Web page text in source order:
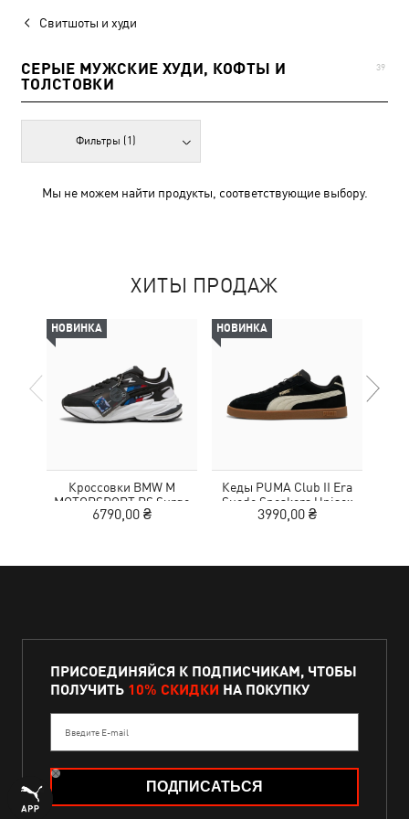
Свитшоты и худи
СЕРЫЕ МУЖСКИЕ ХУДИ, КОФТЫ И
ТОЛСТОВКИ
39
Фильтры (1)
Мы не можем найти продукты, соответствующие выбору.
ХИТЫ ПРОДАЖ
НОВИНКА
Кроссовки BMW M
MOTORSPORT RS Surge
Sneakers Unisex
6790,00 ₴
НОВИНКА
Кеды PUMA Club II Era
Suede Sneakers Unisex
3990,00 ₴
ПРИСОЕДИНЯЙСЯ К ПОДПИСЧИКАМ, ЧТОБЫ
ПОЛУЧИТЬ 10% СКИДКИ НА ПОКУПКУ
Введите E-mail
ПОДПИСАТЬСЯ